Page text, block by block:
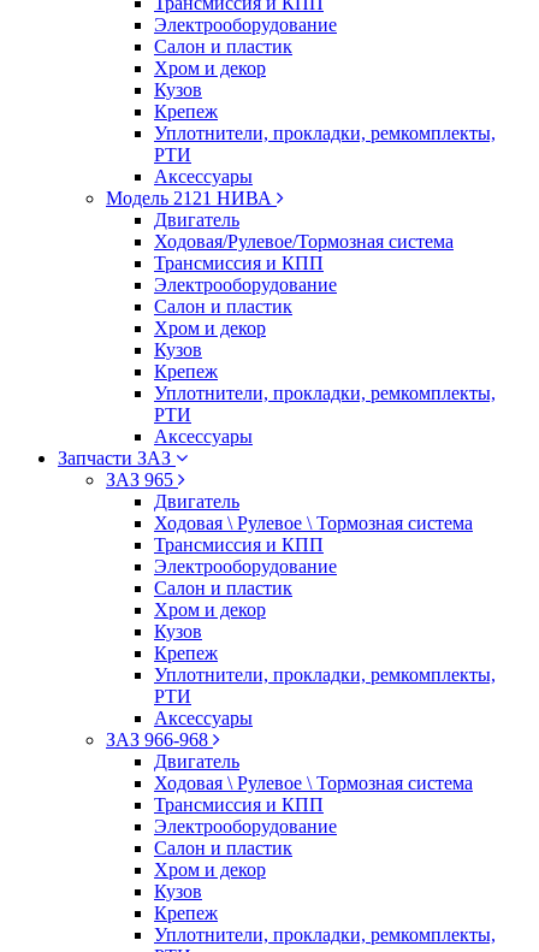
Электрооборудование
Салон и пластик
Хром и декор
Кузов
Крепеж
Уплотнители, прокладки, ремкомплекты,
РТИ
Аксессуары
Модель 2121 НИВА
Двигатель
Ходовая/Рулевое/Тормозная система
Трансмиссия и КПП
Электрооборудование
Салон и пластик
Хром и декор
Кузов
Крепеж
Уплотнители, прокладки, ремкомплекты,
РТИ
Аксессуары
Запчасти ЗАЗ
ЗАЗ 965
Двигатель
Ходовая \ Рулевое \ Тормозная система
Трансмиссия и КПП
Электрооборудование
Салон и пластик
Хром и декор
Кузов
Крепеж
Уплотнители, прокладки, ремкомплекты,
РТИ
Аксессуары
ЗАЗ 966-968
Двигатель
Ходовая \ Рулевое \ Тормозная система
Трансмиссия и КПП
Электрооборудование
Салон и пластик
Хром и декор
Кузов
Крепеж
Уплотнители, прокладки, ремкомплекты,